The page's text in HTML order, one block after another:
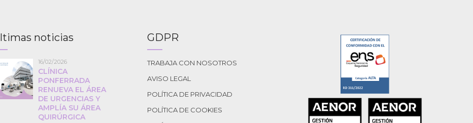
noticias
16/02/2026
CLÍNICA
PONFERRADA
RENUEVA EL ÁREA
DE URGENCIAS Y
AMPLÍA SU ÁREA
QUIRÚRGICA
GDPR
TRABAJA CON NOSOTROS
AVISO LEGAL
POLÍTICA DE PRIVACIDAD
POLÍTICA DE COOKIES